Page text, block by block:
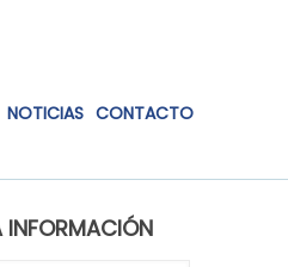
NOTICIAS CONTACTO
INFORMACIÓN